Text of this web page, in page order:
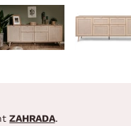
ZAHRADA.